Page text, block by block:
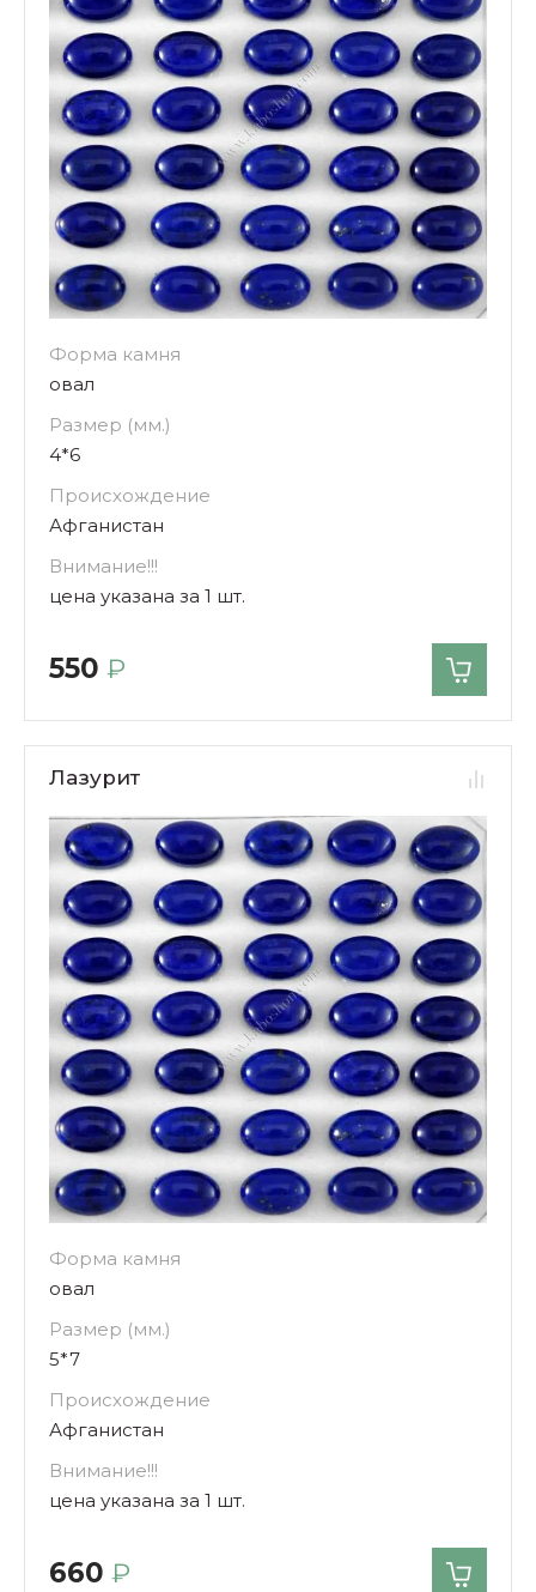
Форма камня
овал
Размер (мм.)
4*6
Происхождение
Афганистан
Внимание!!!
цена указана за 1 шт.
550 ₽
Лазурит
Форма камня
овал
Размер (мм.)
5*7
Происхождение
Афганистан
Внимание!!!
цена указана за 1 шт.
660 ₽